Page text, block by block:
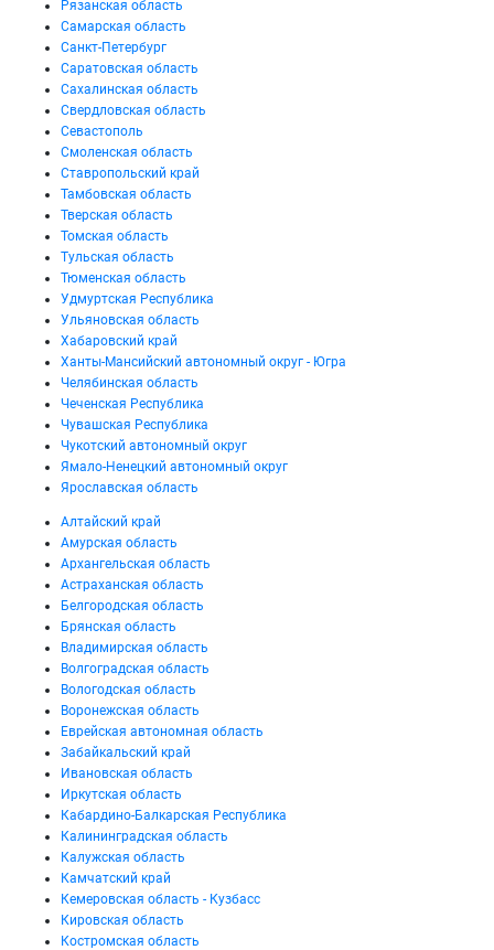
Рязанская область
Самарская область
Санкт-Петербург
Саратовская область
Сахалинская область
Свердловская область
Севастополь
Смоленская область
Ставропольский край
Тамбовская область
Тверская область
Томская область
Тульская область
Тюменская область
Удмуртская Республика
Ульяновская область
Хабаровский край
Ханты-Мансийский автономный округ - Югра
Челябинская область
Чеченская Республика
Чувашская Республика
Чукотский автономный округ
Ямало-Ненецкий автономный округ
Ярославская область
Алтайский край
Амурская область
Архангельская область
Астраханская область
Белгородская область
Брянская область
Владимирская область
Волгоградская область
Вологодская область
Воронежская область
Еврейская автономная область
Забайкальский край
Ивановская область
Иркутская область
Кабардино-Балкарская Республика
Калининградская область
Калужская область
Камчатский край
Кемеровская область - Кузбасс
Кировская область
Костромская область